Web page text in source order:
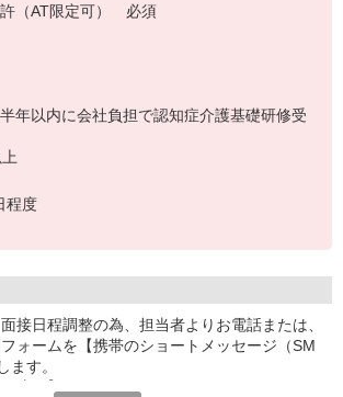
（AT限定可） 必須
年以内に会社負担で認知症介護基礎研修受
程度
接日程調整の為、担当者よりお電話または、
ォームを【携帯のショートメッセージ（SM
ます。